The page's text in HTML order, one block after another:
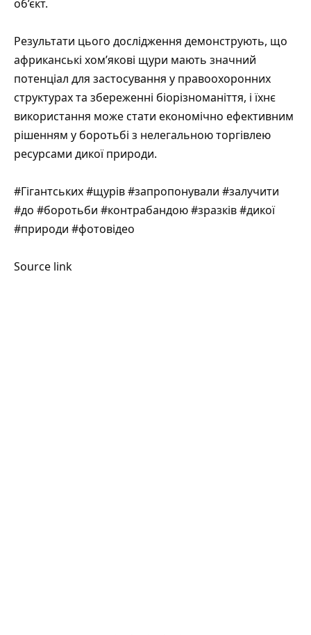
об’єкт.
Результати цього дослідження демонструють, що
африканські хом’якові щури мають значний
потенціал для застосування у правоохоронних
структурах та збереженні біорізноманіття, і їхнє
використання може стати економічно ефективним
рішенням у боротьбі з нелегальною торгівлею
ресурсами дикої природи.
#Гігантських #щурів #запропонували #залучити
#до #боротьби #контрабандою #зразків #дикої
#природи #фотовідео
Source link